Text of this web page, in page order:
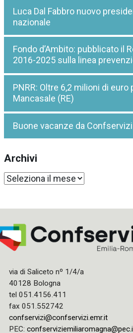
Luca Dal Fabbro nuovo
nazionale
Fondo d’Ambito: pubblicato il
2016-2025 sulla linea
PNRR: Oltre 6,2 milioni di euro
Mancasale (RE)
Buone vacanze da
Archivi
Archivi
via di Saliceto nº 1/4/a
40128 Bologna
tel 051.4156.411
fax 051.552742
confservizi@confservizi.emr.it
PEC: